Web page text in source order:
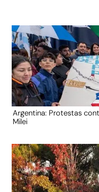
Argentina: Protestas
Milei